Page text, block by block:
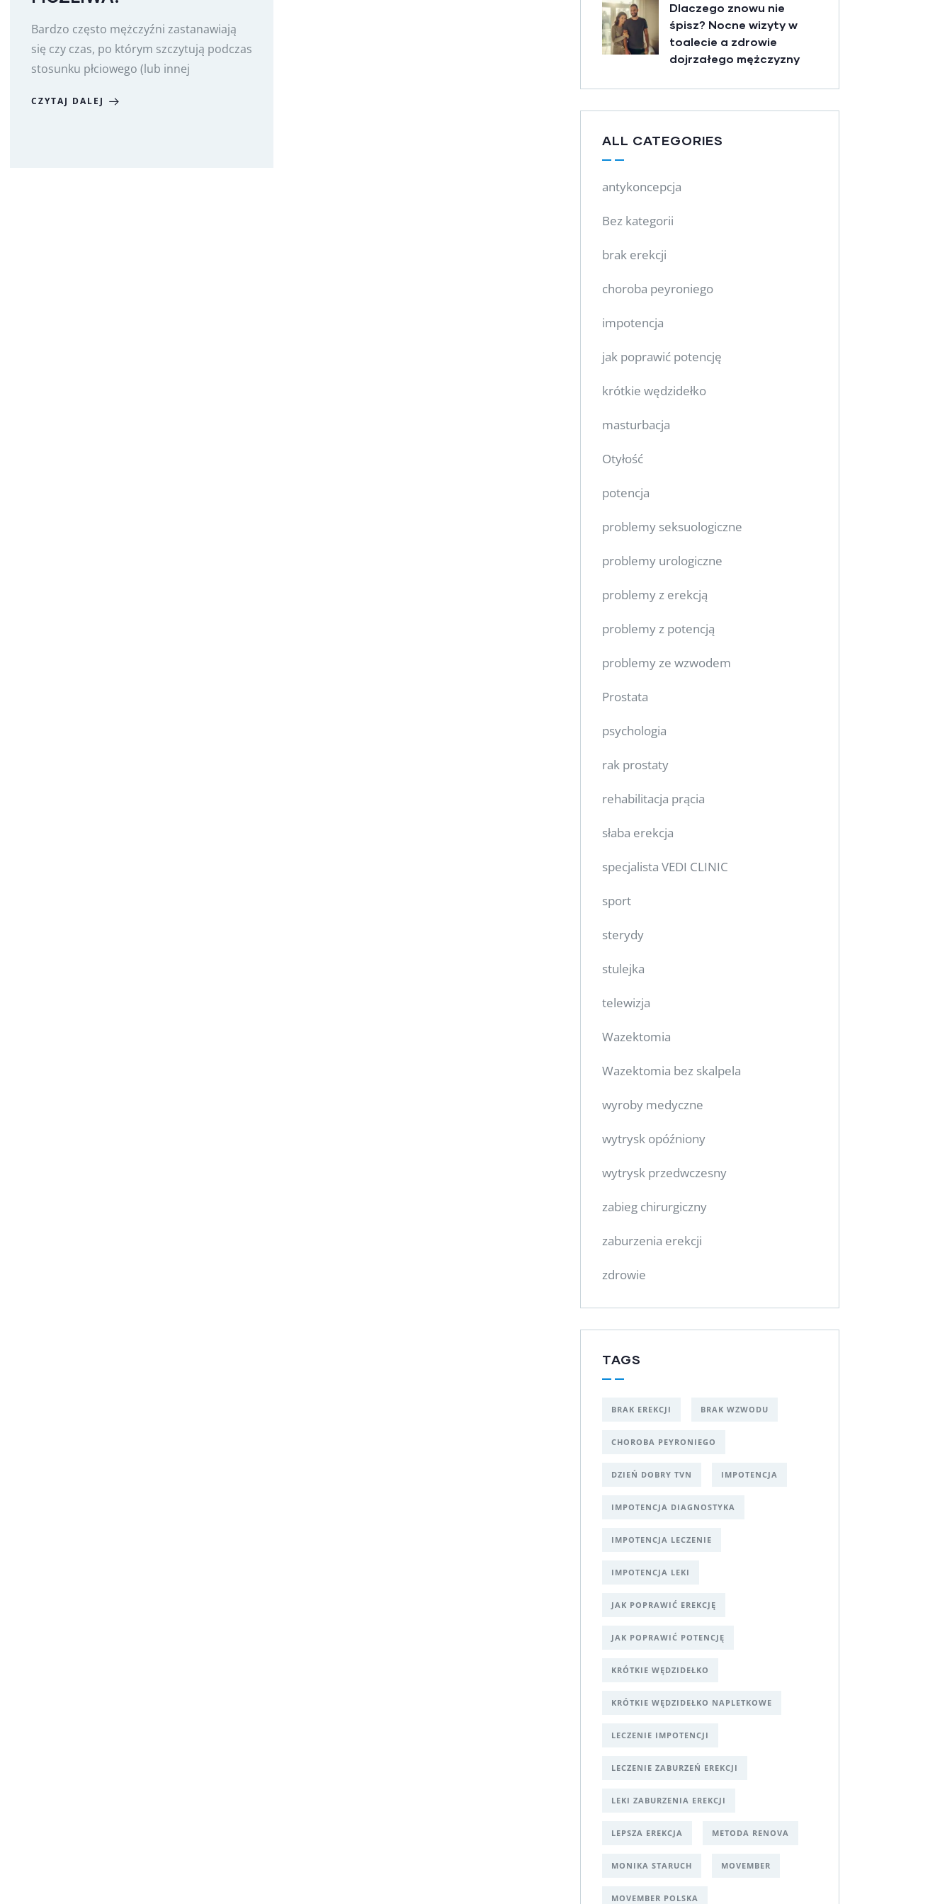
Bardzo często mężczyźni zastanawiają
się czy czas, po którym szczytują podczas
stosunku płciowego (lub innej
CZYTAJ DALEJ
Dlaczego znowu nie
śpisz? Nocne wizyty w
toalecie a zdrowie
dojrzałego mężczyzny
ALL CATEGORIES
antykoncepcja
Bez kategorii
brak erekcji
choroba peyroniego
impotencja
jak poprawić potencję
krótkie wędzidełko
masturbacja
Otyłość
potencja
problemy seksuologiczne
problemy urologiczne
problemy z erekcją
problemy z potencją
problemy ze wzwodem
Prostata
psychologia
rak prostaty
rehabilitacja prącia
słaba erekcja
specjalista VEDI CLINIC
sport
sterydy
stulejka
telewizja
Wazektomia
Wazektomia bez skalpela
wyroby medyczne
wytrysk opóźniony
wytrysk przedwczesny
zabieg chirurgiczny
zaburzenia erekcji
zdrowie
TAGS
BRAK EREKCJI BRAK WZWODU
CHOROBA PEYRONIEGO
DZIEŃ DOBRY TVN IMPOTENCJA
IMPOTENCJA DIAGNOSTYKA
IMPOTENCJA LECZENIE
IMPOTENCJA LEKI
JAK POPRAWIĆ EREKCJĘ
JAK POPRAWIĆ POTENCJĘ
KRÓTKIE WĘDZIDEŁKO
KRÓTKIE WĘDZIDEŁKO NAPLETKOWE
LECZENIE IMPOTENCJI
LECZENIE ZABURZEŃ EREKCJI
LEKI ZABURZENIA EREKCJI
LEPSZA EREKCJA METODA RENOVA
MONIKA STARUCH MOVEMBER
MOVEMBER POLSKA